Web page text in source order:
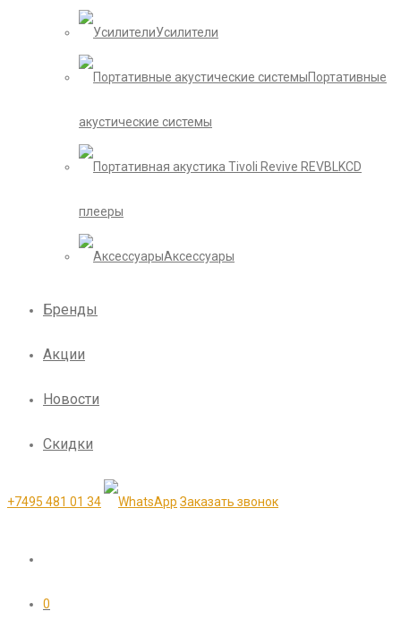
Усилители
Портативные
акустические системы
CD
плееры
Аксессуары
Бренды
Акции
Новости
Скидки
+7495 481 01 34 Заказать звонок
0